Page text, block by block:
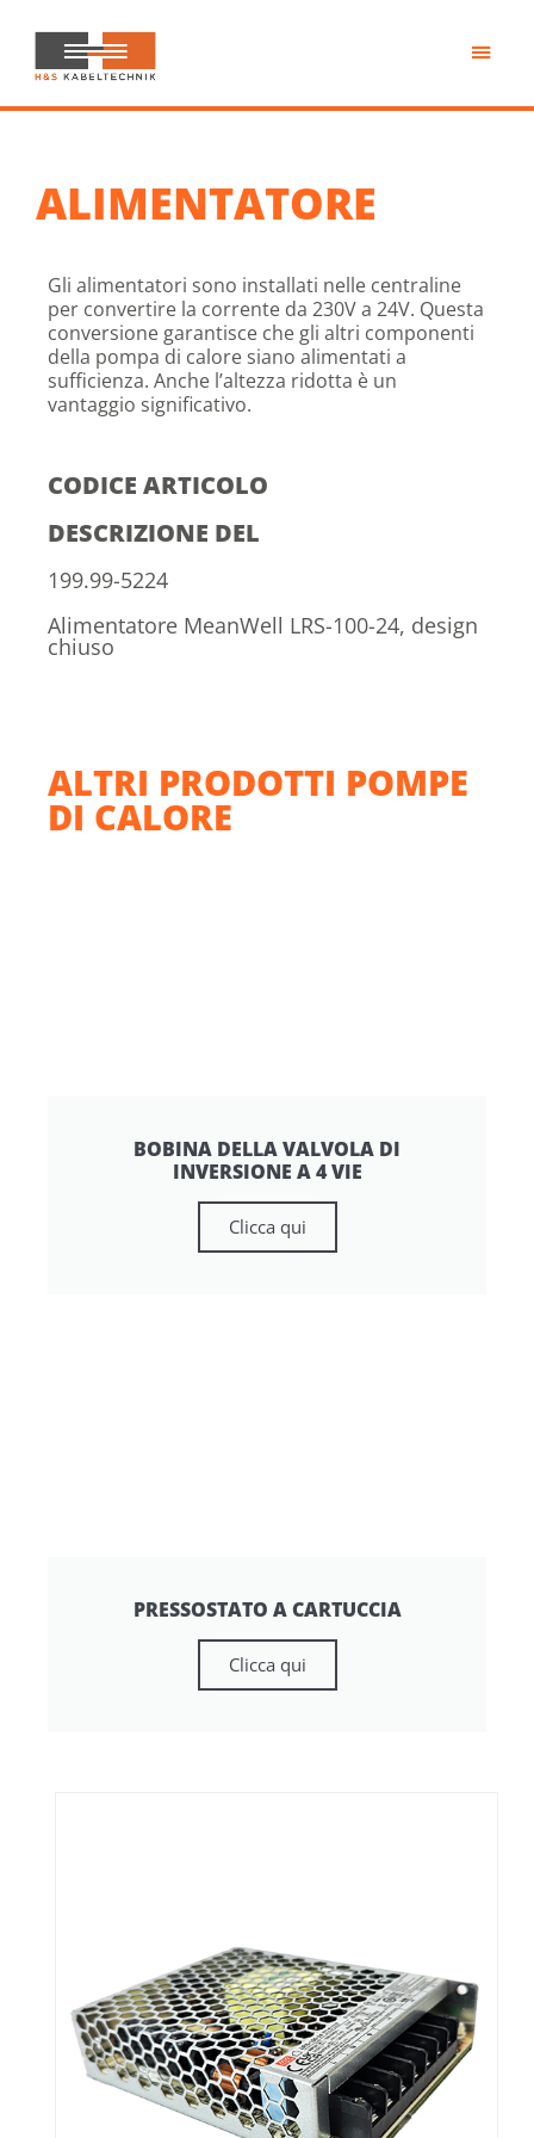
contenuto
principale
H&S
Kabeltechnik
ALIMENTATORE
Gli alimentatori sono installati nelle centraline
per convertire la corrente da 230V a 24V. Questa
conversione garantisce che gli altri componenti
della pompa di calore siano alimentati a
sufficienza. Anche l’altezza ridotta è un
vantaggio significativo.
CODICE ARTICOLO
DESCRIZIONE DEL
199.99-5224
Alimentatore MeanWell LRS-100-24, design
chiuso
ALTRI PRODOTTI POMPE
DI CALORE
BOBINA DELLA VALVOLA DI
INVERSIONE A 4 VIE
Clicca qui
PRESSOSTATO A CARTUCCIA
Clicca qui